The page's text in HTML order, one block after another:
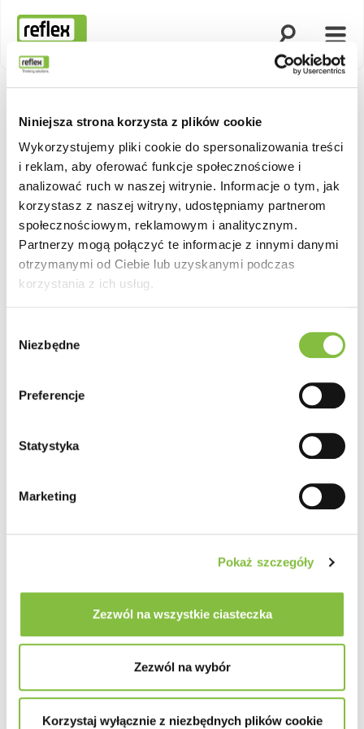
Niniejsza strona korzysta z plików cookie
Wykorzystujemy pliki cookie do spersonalizowania treści
i reklam, aby oferować funkcje społecznościowe i
analizować ruch w naszej witrynie. Informacje o tym, jak
korzystasz z naszej witryny, udostępniamy partnerom
społecznościowym, reklamowym i analitycznym.
Partnerzy mogą połączyć te informacje z innymi danymi
otrzymanymi od Ciebie lub uzyskanymi podczas
korzystania z ich usług.
zgody
Niezbędne
Preferencje
Statystyka
Marketing
Pokaż szczegóły
Zezwól na wszystkie ciasteczka
Zezwól na wybór
Korzystaj wyłącznie z niezbędnych plików cookie
Strona główna
Otwórz